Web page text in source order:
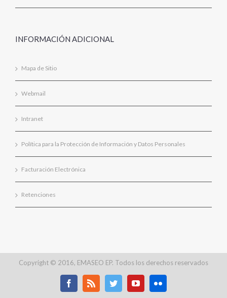
INFORMACIÓN ADICIONAL
Mapa de Sitio
Webmail
Intranet
Política para la Protección de Información y Datos Personales
Facturación Electrónica
Retenciones
Copyright © 2016, EMASEO EP. Todos los derechos reservados
Facebook TwitterYoutubeFlickr